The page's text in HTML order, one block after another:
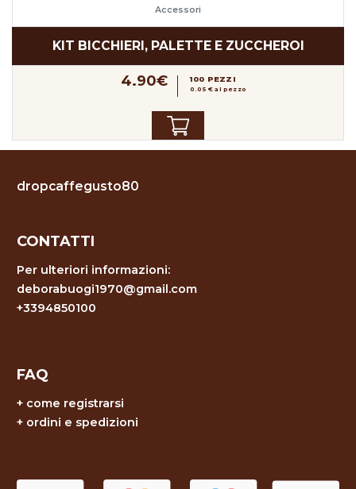
Accessori
KIT BICCHIERI, PALETTE E ZUCCHEROI
4.90€ 100 PEZZI
0.05 € al pezzo
dropcaffegusto80
CONTATTI
Per ulteriori informazioni:
deborabuogi1970@gmail.com
+3394850100
FAQ
+ come registrarsi
+ ordini e spedizioni